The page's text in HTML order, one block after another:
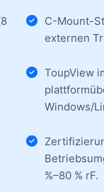
C-Mount-
externen
ToupView
Windows/
%–80 % rF.